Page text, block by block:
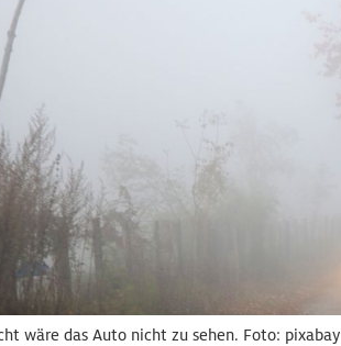
wäre das Auto nicht zu sehen. Foto: pixabay